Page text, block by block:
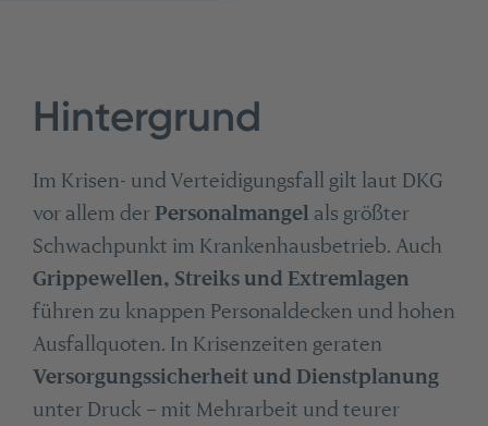
Hintergrund
Im Krisen- und Verteidigungsfall gilt laut DKG
vor allem derPersonalmangel als größter
Schwachpunkt im Krankenhausbetrieb. Auch
Grippewellen, Streiks und Extremlagen
führen zu knappen Personaldecken und hohen
Ausfallquoten. In Krisenzeiten geraten
Versorgungssicherheit und Dienstplanung
unter Druck – mit Mehrarbeit und teurer